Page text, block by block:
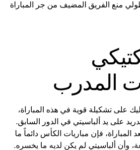
منع الفريق المضيف من جر المباراة
المدرب
على تشكيلة قوية في هذه المباراة،
على يد ألباسيتي في الدور السابق.
المباراة، فإن مباريات الكأس دائماً ما
وأن ألباسيتي لم يكن لديه ما يخسره.